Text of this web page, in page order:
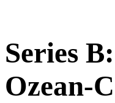
Series
Ozean-